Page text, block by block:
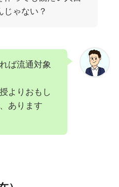
じゃない？
ば流通対象
よりおもし
あります